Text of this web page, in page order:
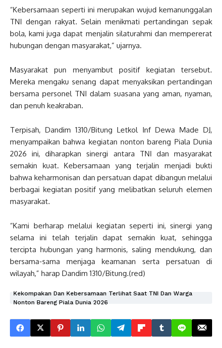
“Kebersamaan seperti ini merupakan wujud kemanunggalan
TNI dengan rakyat. Selain menikmati pertandingan sepak
bola, kami juga dapat menjalin silaturahmi dan mempererat
hubungan dengan masyarakat,” ujarnya.
Masyarakat pun menyambut positif kegiatan tersebut.
Mereka mengaku senang dapat menyaksikan pertandingan
bersama personel TNI dalam suasana yang aman, nyaman,
dan penuh keakraban.
Terpisah, Dandim 1310/Bitung Letkol Inf Dewa Made DJ,
menyampaikan bahwa kegiatan nonton bareng Piala Dunia
2026 ini, diharapkan sinergi antara TNI dan masyarakat
semakin kuat. Kebersamaan yang terjalin menjadi bukti
bahwa keharmonisan dan persatuan dapat dibangun melalui
berbagai kegiatan positif yang melibatkan seluruh elemen
masyarakat.
“Kami berharap melalui kegiatan seperti ini, sinergi yang
selama ini telah terjalin dapat semakin kuat, sehingga
tercipta hubungan yang harmonis, saling mendukung, dan
bersama-sama menjaga keamanan serta persatuan di
wilayah,” harap Dandim 1310/Bitung.(red)
Kekompakan Dan Kebersamaan Terlihat Saat TNI Dan Warga
Nonton Bareng Piala Dunia 2026